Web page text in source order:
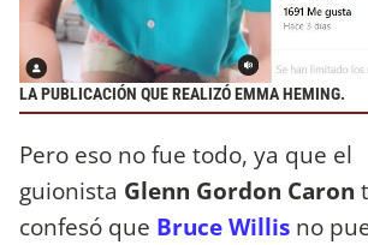
LA PUBLICACIÓN QUE REALIZÓ EMMA HEMING.
Pero eso no fue todo, ya que el
guionista Glenn Gordon Caron
confesó que Bruce Willis no